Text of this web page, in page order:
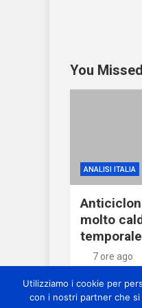
You Missed
ANALISI ITALIA
molto
7 ore ago
Utilizziamo i cookie per
con i nostri partner che